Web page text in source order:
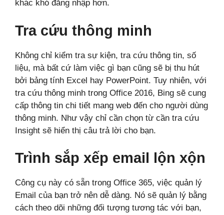
khác khó đăng nhập hơn.
Tra cứu thông minh
Không chỉ kiểm tra sự kiện, tra cứu thông tin, số
liệu, mà bất cứ làm việc gì bạn cũng sẽ bị thu hút
bởi bảng tính Excel hay PowerPoint. Tuy nhiên, với
tra cứu thông minh trong Office 2016, Bing sẽ cung
cấp thông tin chi tiết mang web đến cho người dùng
thông minh. Như vậy chỉ cần chọn từ cần tra cứu
Insight sẽ hiển thị câu trả lời cho bạn.
Trình sắp xếp email lộn xộn
Công cụ này có sẵn trong Office 365, việc quản lý
Email của bạn trở nên dễ dàng. Nó sẽ quản lý bằng
cách theo dõi những đối tượng tương tác với bạn,